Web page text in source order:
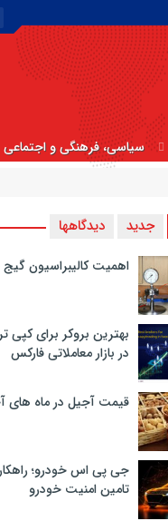
سیاسی، فرهنگی و اجتماعی
جدید دیدگاهها
اهمیت کالیبراسیون گیج
بهترین بروکر برای کپی‌
در بازار معاملاتی فارکس
قیمت آجیل در ماه های
جی پی اس خودرو؛
تامین امنیت خودرو